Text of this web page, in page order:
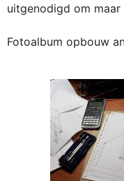
uitgenodigd om
Fotoalbum opbouw